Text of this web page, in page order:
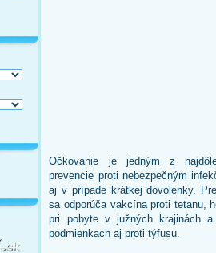
Očkovanie je jedným z
prevencie proti nebezpečným
aj v prípade krátkej dovolenky.
sa odporúča vakcína proti tetanu,
pri pobyte v južných krajinách a
podmienkach aj proti týfusu.